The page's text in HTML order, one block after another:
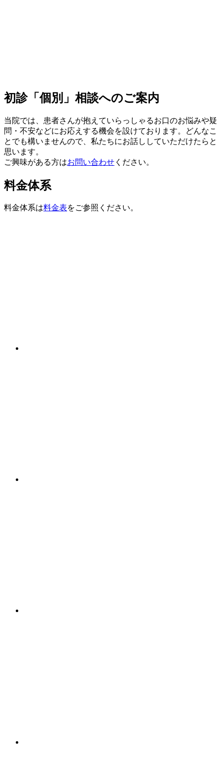
初診「個別」相談へのご案内
当院では、患者さんが抱えていらっしゃるお口のお悩みや疑
問・不安などにお応えする機会を設けております。どんなこ
とでも構いませんので、私たちにお話ししていただけたらと
思います。
ご興味がある方はお問い合わせ ください。
料金体系
料金体系は料金表をご参照ください。